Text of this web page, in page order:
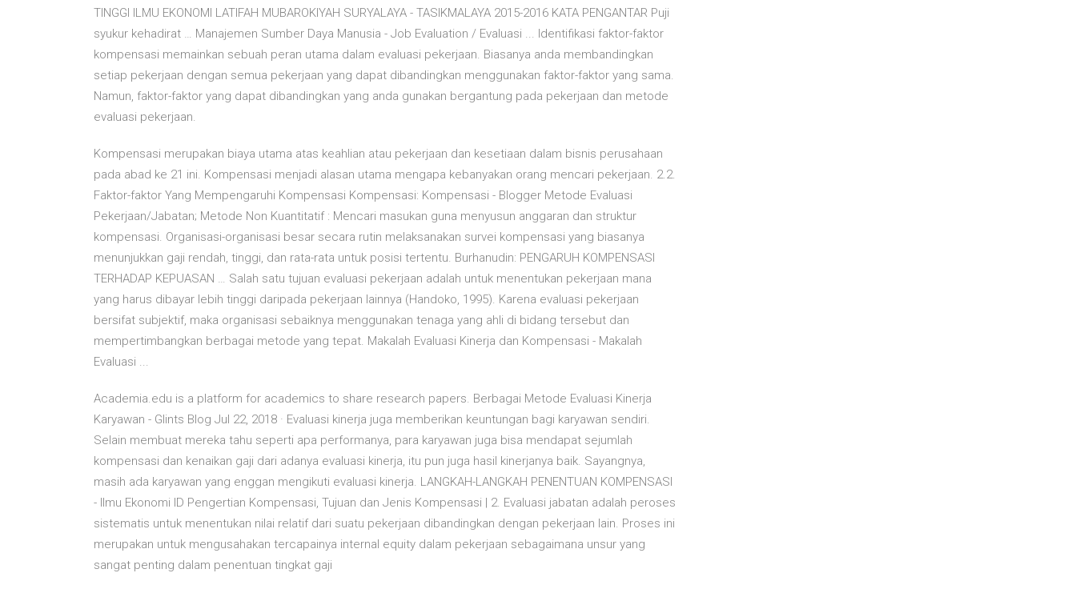
TINGGI ILMU EKONOMI LATIFAH MUBAROKIYAH SURYALAYA - TASIKMALAYA 2015-2016 KATA PENGANTAR Puji
syukur kehadirat … Manajemen Sumber Daya Manusia - Job Evaluation / Evaluasi ... Identifikasi faktor-faktor
kompensasi memainkan sebuah peran utama dalam evaluasi pekerjaan. Biasanya anda membandingkan
setiap pekerjaan dengan semua pekerjaan yang dapat dibandingkan menggunakan faktor-faktor yang sama.
Namun, faktor-faktor yang dapat dibandingkan yang anda gunakan bergantung pada pekerjaan dan metode
evaluasi pekerjaan.
Kompensasi merupakan biaya utama atas keahlian atau pekerjaan dan kesetiaan dalam bisnis perusahaan
pada abad ke 21 ini. Kompensasi menjadi alasan utama mengapa kebanyakan orang mencari pekerjaan. 2.2.
Faktor-faktor Yang Mempengaruhi Kompensasi Kompensasi: Kompensasi - Blogger Metode Evaluasi
Pekerjaan/Jabatan; Metode Non Kuantitatif : Mencari masukan guna menyusun anggaran dan struktur
kompensasi. Organisasi-organisasi besar secara rutin melaksanakan survei kompensasi yang biasanya
menunjukkan gaji rendah, tinggi, dan rata-rata untuk posisi tertentu. Burhanudin: PENGARUH KOMPENSASI
TERHADAP KEPUASAN … Salah satu tujuan evaluasi pekerjaan adalah untuk menentukan pekerjaan mana
yang harus dibayar lebih tinggi daripada pekerjaan lainnya (Handoko, 1995). Karena evaluasi pekerjaan
bersifat subjektif, maka organisasi sebaiknya menggunakan tenaga yang ahli di bidang tersebut dan
mempertimbangkan berbagai metode yang tepat. Makalah Evaluasi Kinerja dan Kompensasi - Makalah
Evaluasi ...
Academia.edu is a platform for academics to share research papers. Berbagai Metode Evaluasi Kinerja
Karyawan - Glints Blog Jul 22, 2018 · Evaluasi kinerja juga memberikan keuntungan bagi karyawan sendiri.
Selain membuat mereka tahu seperti apa performanya, para karyawan juga bisa mendapat sejumlah
kompensasi dan kenaikan gaji dari adanya evaluasi kinerja, itu pun juga hasil kinerjanya baik. Sayangnya,
masih ada karyawan yang enggan mengikuti evaluasi kinerja. LANGKAH-LANGKAH PENENTUAN KOMPENSASI
- Ilmu Ekonomi ID Pengertian Kompensasi, Tujuan dan Jenis Kompensasi | 2. Evaluasi jabatan adalah peroses
sistematis untuk menentukan nilai relatif dari suatu pekerjaan dibandingkan dengan pekerjaan lain. Proses ini
merupakan untuk mengusahakan tercapainya internal equity dalam pekerjaan sebagaimana unsur yang
sangat penting dalam penentuan tingkat gaji